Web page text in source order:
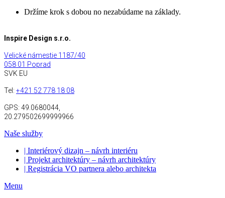
Držíme krok s dobou no nezabúdame na základy.
Inspire Design s.r.o.
Velické námestie 1187/40
058 01 Poprad
SVK EU
Tel: +421 52 778 18 08
GPS: 49.0680044,
20.279502699999966
Naše služby
| Interiérový dizajn – návrh interiéru
| Projekt architektúry – návrh architektúry
| Registrácia VO partnera alebo architekta
Menu